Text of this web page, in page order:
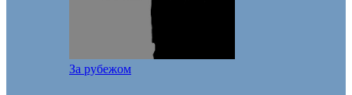
За рубежом